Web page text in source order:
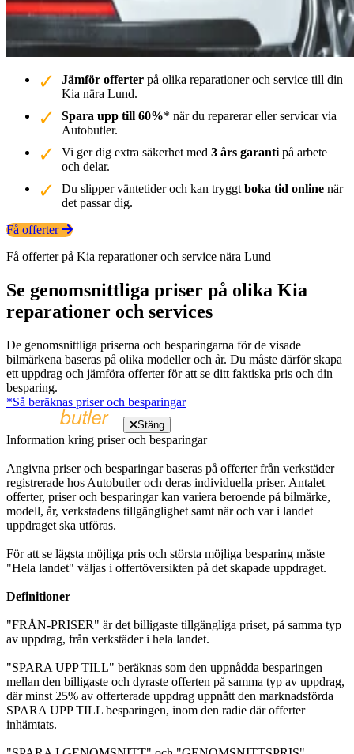
Jämför offerter på olika reparationer och service till din
Kia nära Lund.
Spara upp till 60%* när du reparerar eller servicar via
Autobutler.
Vi ger dig extra säkerhet med 3 års garanti på arbete
och delar.
Du slipper väntetider och kan tryggt boka tid online när
det passar dig.
Få offerter
Få offerter på Kia reparationer och service nära Lund
Se genomsnittliga priser på olika Kia
reparationer och services
De genomsnittliga priserna och besparingarna för de visade
bilmärkena baseras på olika modeller och år. Du måste därför skapa
ett uppdrag och jämföra offerter för att se ditt faktiska pris och din
besparing.
*Så beräknas priser och besparingar
Stäng
Information kring priser och besparingar
Angivna priser och besparingar baseras på offerter från verkstäder
registrerade hos Autobutler och deras individuella priser. Antalet
offerter, priser och besparingar kan variera beroende på bilmärke,
modell, år, verkstadens tillgänglighet samt när och var i landet
uppdraget ska utföras.
För att se lägsta möjliga pris och största möjliga besparing måste
"Hela landet" väljas i offertöversikten på det skapade uppdraget.
Definitioner
"FRÅN-PRISER" är det billigaste tillgängliga priset, på samma typ
av uppdrag, från verkstäder i hela landet.
"SPARA UPP TILL" beräknas som den uppnådda besparingen
mellan den billigaste och dyraste offerten på samma typ av uppdrag,
där minst 25% av offerterade uppdrag uppnått den marknadsförda
SPARA UPP TILL besparingen, inom den radie där offerter
inhämtats.